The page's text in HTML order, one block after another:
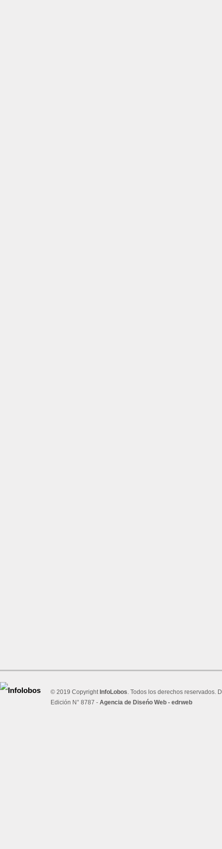
© 2019 Copyright InfoLobos. Todos los derechos reservados.
Edición N° 8787 - Agencia de Diseńo Web - edrweb